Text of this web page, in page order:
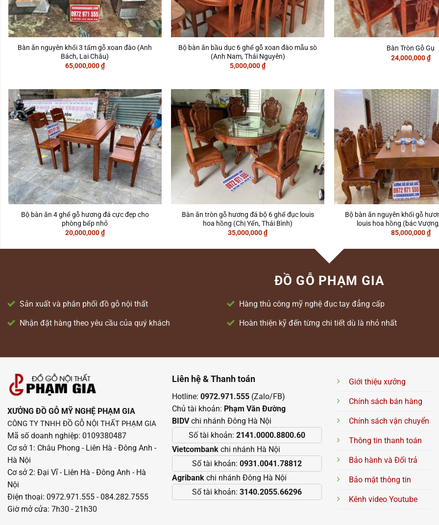
Bàn ăn nguyên khối 3 tấm gỗ xoan đào (Anh
Bách, Lai Châu)
65,000,000₫
Bộ bàn ăn bầu dục 6 ghế gỗ xoan đào mẫu sò
(Anh Nam, Thái Nguyên)
5,000,000₫
Bàn Tròn Gỗ Gụ
24,000,000₫
Bộ bàn ăn 4 ghế gỗ hương đá cực đẹp cho
phòng bếp nhỏ
20,000,000₫
Bàn ăn tròn gỗ hương đá bộ 6 ghế đục louis
hoa hồng (Chị Yến, Thái Bình)
35,000,000₫
Bộ bàn ăn nguyên khối gỗ
louis hoa hồng (bác
85,000,000₫
ĐỒ GỖ PHẠM GIA
Sản xuất và phân phối đồ gỗ nội thất
Nhận đặt hàng theo yêu cầu của quý khách
Hàng thủ công mỹ nghệ đục tay đẳng cấp
Hoàn thiện kỹ đến từng chi tiết dù là nhỏ nhất
XƯỞNG ĐỒ GỖ MỸ NGHỆ PHẠM GIA
CÔNG TY TNHH ĐỒ GỖ NỘI THẤT PHẠM GIA
Mã số doanh nghiệp: 0109380487
Cơ sở 1: Châu Phong - Liên Hà - Đông Anh -
Hà Nội
Cơ sở 2: Đại Vĩ - Liên Hà - Đông Anh - Hà
Nội
Điện thoại: 0972.971.555 - 084.282.7555
Giờ mở cửa: 7h30 - 21h30
Liên hệ & Thanh toán
Hotline: 0972.971.555 (Zalo/FB)
Chủ tài khoản: Phạm Văn Đường
BIDVchi nhánh Đông Hà Nội
Số tài khoản: 2141.0000.8800.60
Vietcombank chi nhánh Hà Nội
Số tài khoản: 0931.0041.78812
Agribank chi nhánh Đông Hà Nội
Số tài khoản: 3140.2055.66296
Giới thiệu xưởng
Chính sách bán hàng
Chính sách vận chuyển
Thông tin thanh toán
Bảo hành và Đổi trả
Bảo mật thông tin
Kênh video Youtube